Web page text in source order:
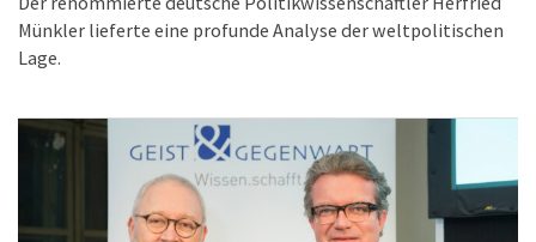
Münkler lieferte eine profunde Analyse der weltpolitischen
Lage.